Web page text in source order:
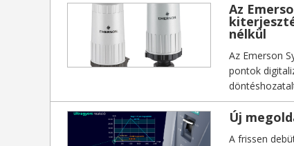
Az
nélkül
Az Emerson
pontok
Új
A frissen